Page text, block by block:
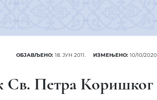
ОБЈАВЉЕНО: 18. ЈУН 2011. ИЗМЕЊЕНО: 10/10/2020
Св. Петра Коришког